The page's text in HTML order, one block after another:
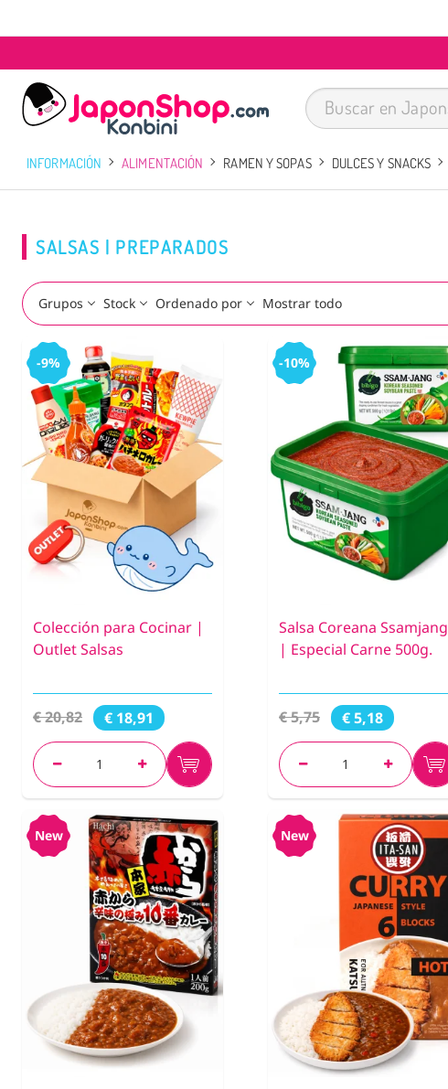
INFORMACIÓN ALIMENTACIÓN RAMEN Y SOPAS DULCES Y SNACKS
SALSAS | PREPARADOS
Grupos Stock Ordenado por Mostrar todo
-9%
Colección para Cocinar |
Outlet Salsas
€ 20,82 € 18,91
-10%
Salsa Coreana Ssamjang
| Especial Carne 500g.
€ 5,75 € 5,18
New New